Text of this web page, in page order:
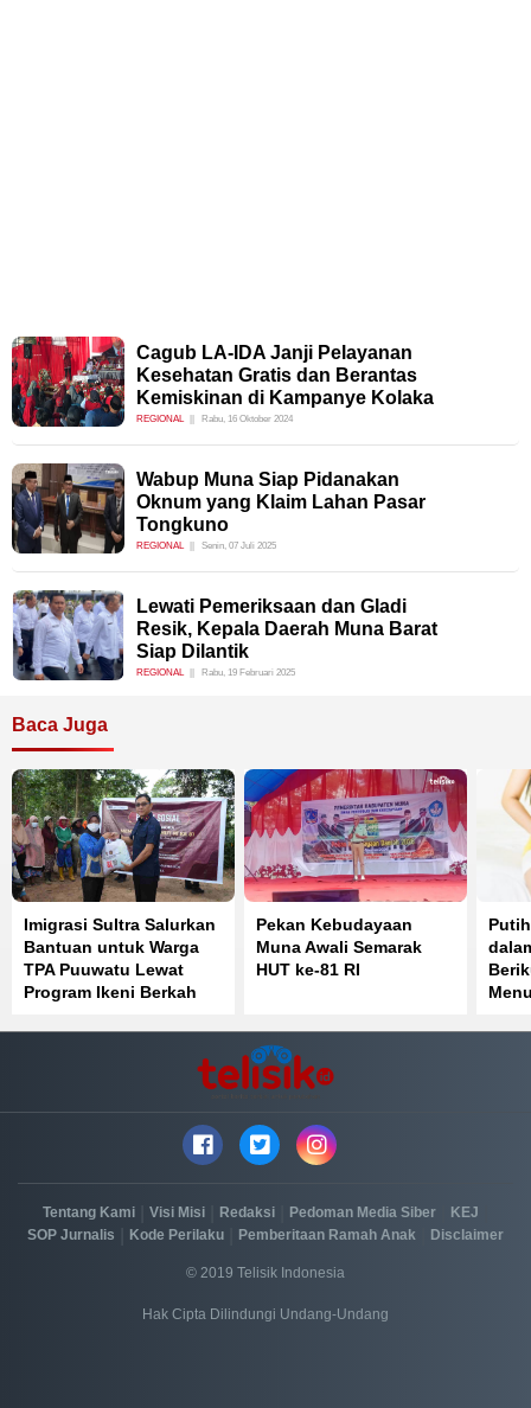
Cagub LA-IDA Janji Pelayanan
Kesehatan Gratis dan Berantas
Kemiskinan di Kampanye Kolaka
REGIONAL Rabu, 16 Oktober 2024
Wabup Muna Siap Pidanakan
Oknum yang Klaim Lahan Pasar
Tongkuno
REGIONAL Senin, 07 Juli 2025
Lewati Pemeriksaan dan Gladi
Resik, Kepala Daerah Muna Barat
Siap Dilantik
REGIONAL Rabu, 19 Februari 2025
Baca Juga
Imigrasi Sultra Salurkan
Bantuan untuk Warga
TPA Puuwatu Lewat
Program Ikeni Berkah
Pekan Kebudayaan
Muna Awali Semarak
HUT ke-81 RI
Tentang Kami Visi Misi Redaksi Pedoman Media Siber KEJ
SOP Jurnalis Kode Perilaku Pemberitaan Ramah Anak Disclaimer
© 2019 Telisik Indonesia
Hak Cipta Dilindungi Undang-Undang